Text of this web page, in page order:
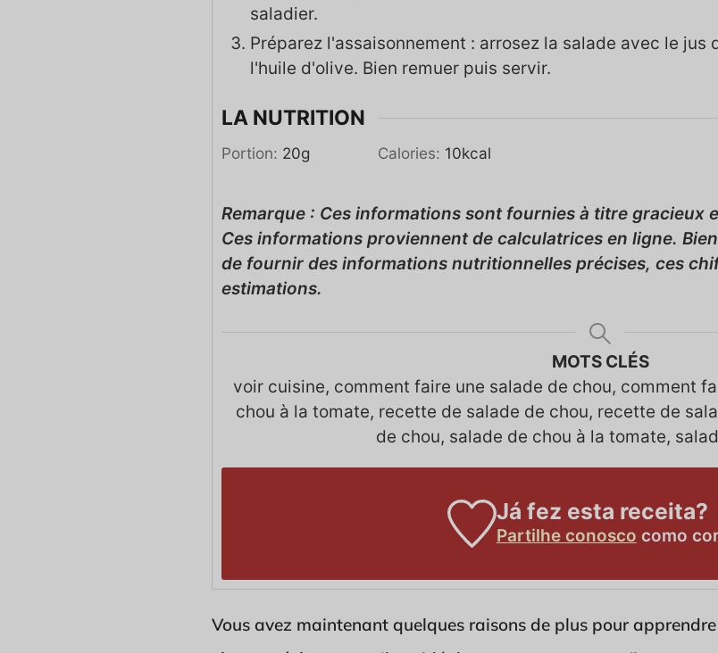
saladier.
Préparez l'assaisonnement : arrosez la salade avec le jus
l'huile d'olive. Bien remuer puis servir.
LA NUTRITION
Portion: 20g Calories: 10kcal
Remarque : Ces informations sont fournies à titre gracieux et ne sont qu'une estimation.
Ces informations proviennent de calculatrices en ligne.
de fournir des informations nutritionnelles précises, ces
estimations.
MOTS CLÉS
voir cuisine, comment faire une salade de chou, comment
chou à la tomate, recette de salade de chou, recette de
de chou, salade de chou à la tomate,
Já fez esta receita?
Partilhe conosco como
Vous avez maintenant quelques raisons de plus pour